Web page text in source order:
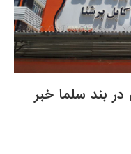
بند سلما خبر